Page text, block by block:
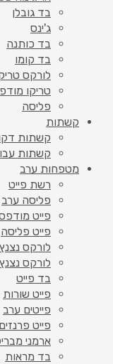
בד גובלן
ג'ינס
בד כותנה
בד קומו
לורקס
טריקו
פליסה
קשתות
קשתות
קשתות
מטפחות ערב
רשת פייט
פליסה ערב
פייט
פייט פליסה
לורקס נצנץ
לורקס
בד פייט
פייט שורות
פייטים ערב
פייט פרנזים
ארמני
בד מראות